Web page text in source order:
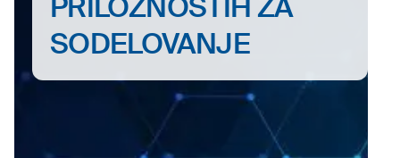
SODELOVANJE